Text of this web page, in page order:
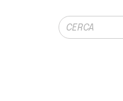
Ricerca globale